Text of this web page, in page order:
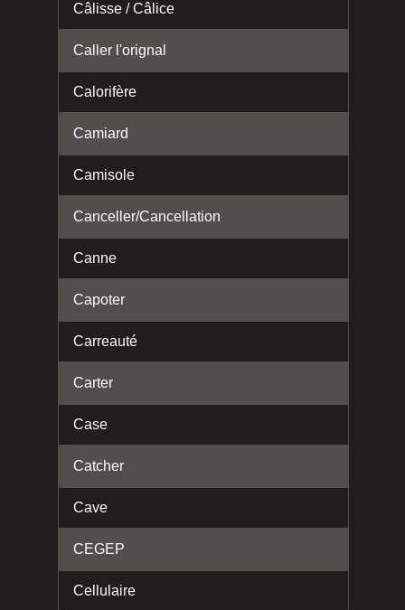
Câlisse / Câlice
Caller l'orignal
Calorifère
Camiard
Camisole
Canceller/Cancellation
Canne
Capoter
Carreauté
Carter
Case
Catcher
Cave
CEGEP
Cellulaire